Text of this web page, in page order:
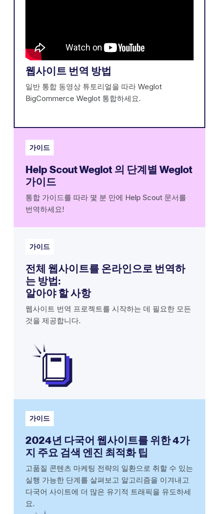
웹사이트 번역 방법
일반 통합 동영상 튜토리얼을 따라 Weglot
BigCommerce Weglot 통합하세요.
가이드
Help Scout Weglot 의 단계별 Weglot
가이드
통합 가이드를 따라 몇 분 만에 Help Scout 문서를
번역하세요!
가이드
전체 웹사이트를 온라인으로 번역하
는 방법:
알아야 할 사항
웹사이트 번역 프로젝트를 시작하는 데 필요한 모든
것을 제공합니다.
가이드
2024년 다국어 웹사이트를 위한 4가
지 주요 검색 엔진 최적화 팁
고품질 콘텐츠 마케팅 전략의 일환으로 취할 수 있는
실행 가능한 단계를 살펴보고 알고리즘을 이겨내고
다국어 사이트에 더 많은 유기적 트래픽을 유도하세
요.